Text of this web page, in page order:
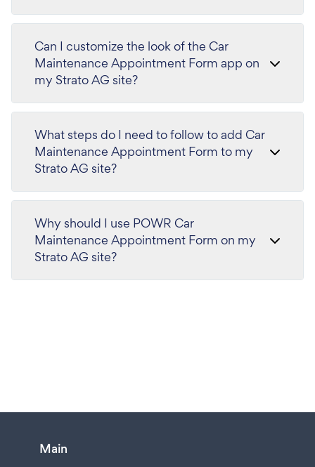
Can I customize the look of the Car
Maintenance Appointment Form app on
my Strato AG site?
What steps do I need to follow to add Car
Maintenance Appointment Form to my
Strato AG site?
Why should I use POWR Car
Maintenance Appointment Form on my
Strato AG site?
Main